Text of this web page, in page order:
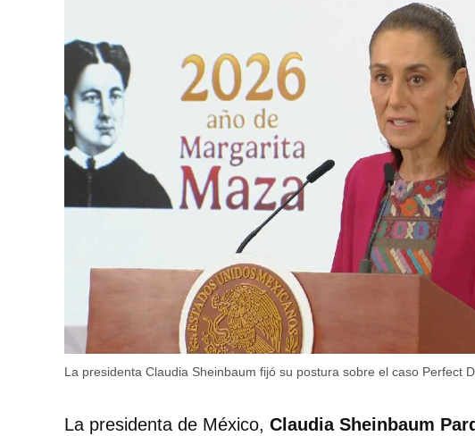
La presidenta Claudia Sheinbaum fijó su postura sobre el caso Perfect
La presidenta de México, Claudia Sheinbaum